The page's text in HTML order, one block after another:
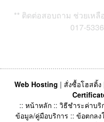
** ติดต่อสอบถาม ช่วยเหลื
017-
Web Hosting | สั่งซื้อโฮสติ้ง
:: หน้าหลัก :: วิธีชำระค่าบริ
ข้อมูล/คู่มือบริการ :: ข้อตกลง